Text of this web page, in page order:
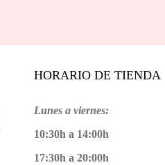
HORARIO DE TIENDA
Lunes a viernes:
10:30h a 14:00h
17:30h a 20:00h